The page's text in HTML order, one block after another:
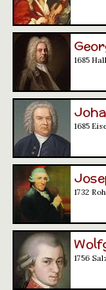
1685
1685
1732
1756